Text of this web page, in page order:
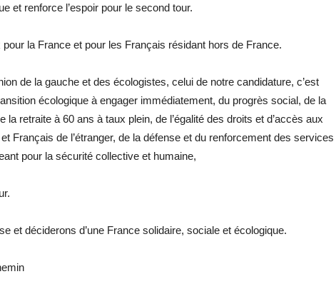
et renforce l’espoir pour le second tour.
la France et pour les Français résidant hors de France.
de la gauche et des écologistes, celui de notre candidature, c’est
écologique à engager immédiatement, du progrès social, de la
retraite à 60 ans à taux plein, de l’égalité des droits et d’accès aux
Français de l’étranger, de la défense et du renforcement des services
pour la sécurité collective et humaine,
et déciderons d’une France solidaire, sociale et écologique.